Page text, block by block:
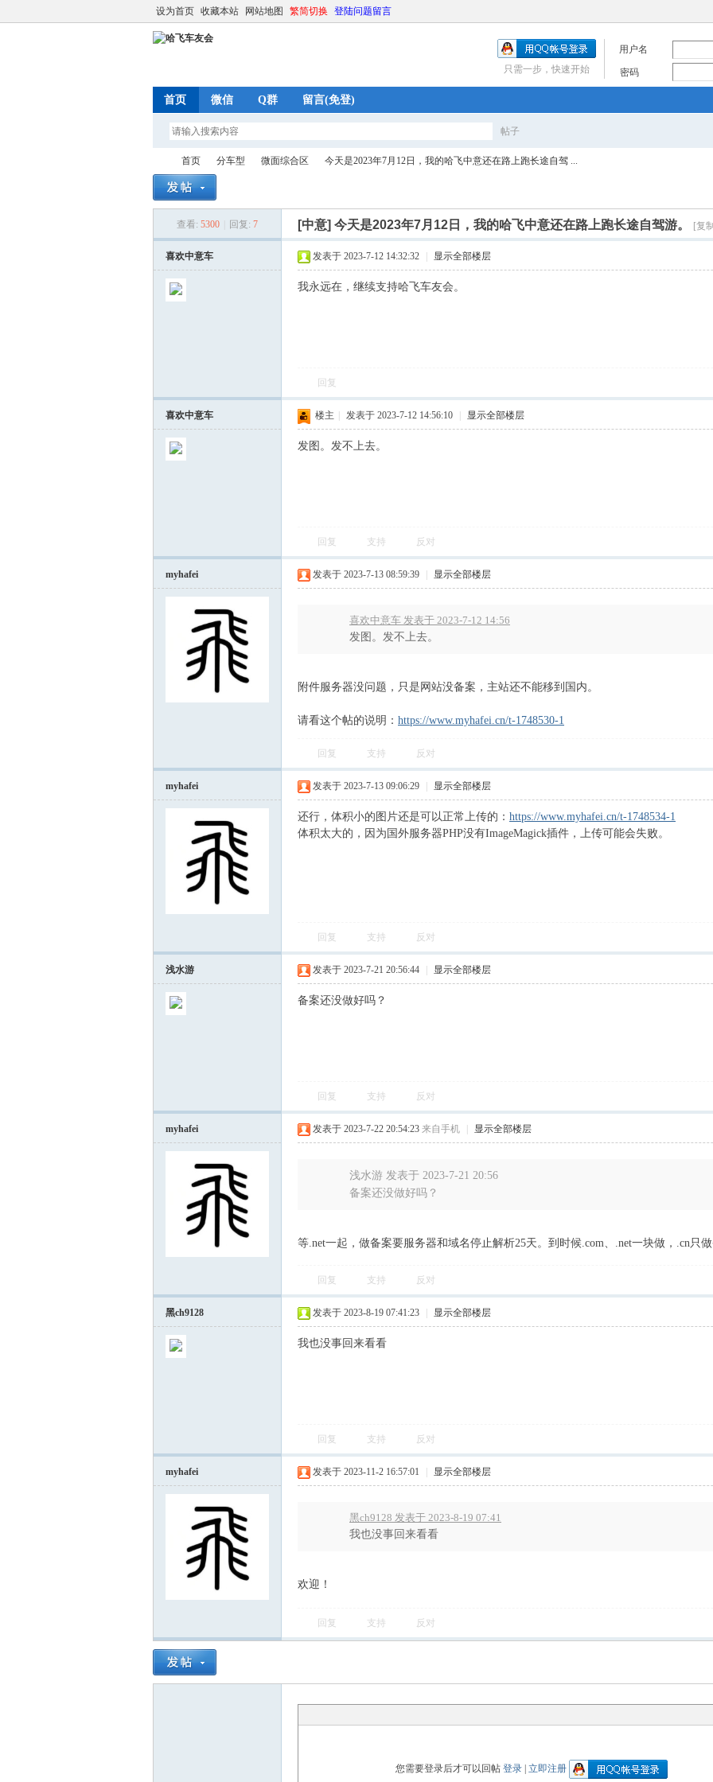
设为首页 收藏本站 网站地图 繁简切换 登陆问题留言
用户名
密码
只需一步，快速开始
首页 微信 Q群 留言(免登)
帖子
搜
索
首页
›
分车型
›
微面综合区
›
今天是2023年7月12日，我的哈飞中意还在路上跑长途自驾 ...
查看: 5300 回复: 7 [中意] 今天是2023年7月12日，我的哈飞中意还在路上跑长途自驾游。 [复
喜欢中意车 发表于 2023-7-12 14:32:32 显示全部楼层
我永远在，继续支持哈飞车友会。
回复
喜欢中意车 楼主 发表于 2023-7-12 14:56:10 显示全部楼层
发图。发不上去。
回复 支持 反对
myhafei 发表于 2023-7-13 08:59:39 显示全部楼层
喜欢中意车 发表于 2023-7-12 14:56
发图。发不上去。
附件服务器没问题，只是网站没备案，主站还不能移到国内。
请看这个帖的说明： https://www.myhafei.cn/t-1748530-1
回复 支持 反对
myhafei 发表于 2023-7-13 09:06:29 显示全部楼层
还行，体积小的图片还是可以正常上传的： https://www.myhafei.cn/t-1748534-1
体积太大的，因为国外服务器PHP没有ImageMagick插件，上传可能会失败。
回复 支持 反对
浅水游 发表于 2023-7-21 20:56:44 显示全部楼层
备案还没做好吗？
回复 支持 反对
myhafei 发表于 2023-7-22 20:54:23 来自手机 显示全部楼层
浅水游 发表于 2023-7-21 20:56
备案还没做好吗？
等.net一起，做备案要服务器和域名停止解析25天。到时候.com、.net一块做，.cn只做
回复 支持 反对
黑ch9128 发表于 2023-8-19 07:41:23 显示全部楼层
我也没事回来看看
回复 支持 反对
myhafei 发表于 2023-11-2 16:57:01 显示全部楼层
黑ch9128 发表于 2023-8-19 07:41
我也没事回来看看
欢迎！
回复 支持 反对
您需要登录后才可以回帖 登录| 立即注册